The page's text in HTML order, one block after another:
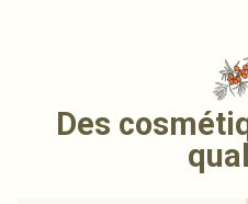
Des